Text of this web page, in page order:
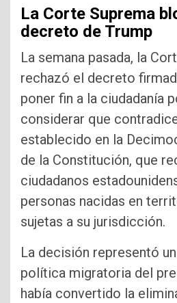
La Corte Suprema
decreto de Trump
La semana pasada, la
rechazó el decreto
poner fin a la ciudadanía
considerar que
establecido en la
de la Constitución, que
ciudadanos
personas nacidas en
sujetas a su jurisdicción.
La decisión representó
política migratoria del
había convertido la